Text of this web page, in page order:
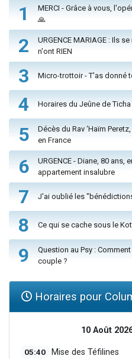
1
MERCI - Grâce à vous,
🙏
2
URGENCE MARIAGE : Ils
n'ont RIEN
3 Micro-trottoir - T'as donné
4 Horaires du Jeûne de Ticha
5
Décès du Rav ‘Haïm
en France
6
URGENCE - Diane, 80 ans,
appartement insalubre
7 J'ai oublié les
8 Ce qui se cache sous le
9
Question au Psy :
couple ?
Horaires pour
10 Août
05:40 Mise des Téfilines